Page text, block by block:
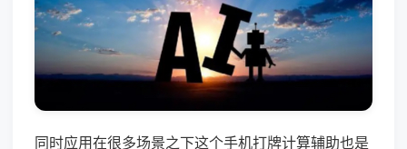
同时应用在很多场景之下这个手机打牌计算辅助也是